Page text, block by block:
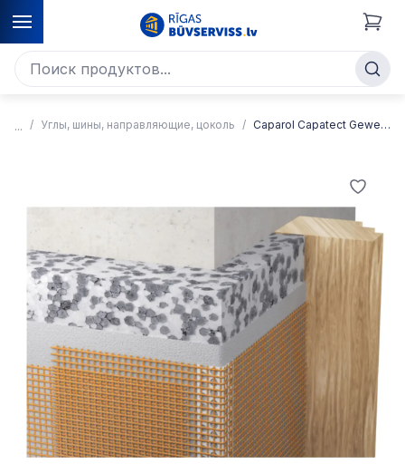
Углы, шины, направляющие, цоколь Caparol Capatect Gewebe-Eckschutz 656 Угловой армирующий профиль со встроенной армирующей сеткой